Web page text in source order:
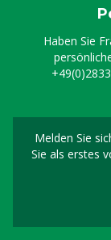
Haben Sie
Melden Sie
Sie als erstes